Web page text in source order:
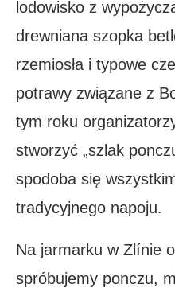
lodowisko z
drewniana szopka
rzemiosła i typowe
potrawy związane z
tym roku
stworzyć „szlak
spodoba się
tradycyjnego napoju.
Na jarmarku w Zlínie
spróbujemy ponczu,